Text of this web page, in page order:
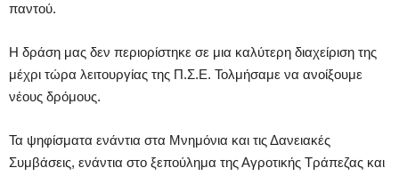
παντού.
Η δράση μας δεν περιορίστηκε σε μια καλύτερη διαχείριση της
μέχρι τώρα λειτουργίας της Π.Σ.Ε. Τολμήσαμε να ανοίξουμε
νέους δρόμους.
Τα ψηφίσματα ενάντια στα Μνημόνια και τις Δανειακές
Συμβάσεις, ενάντια στο ξεπούλημα της Αγροτικής Τράπεζας και